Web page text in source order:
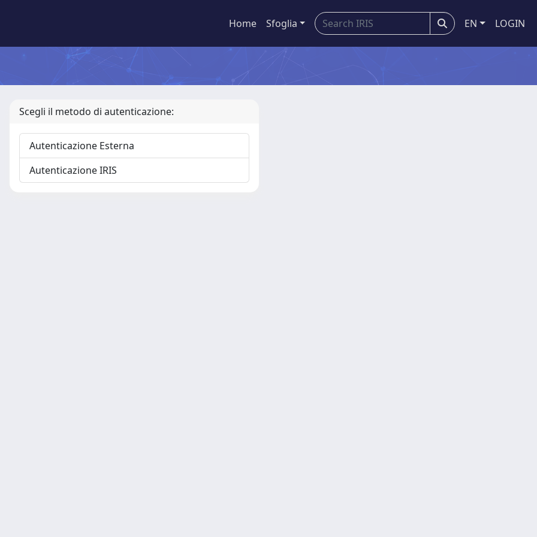
Home Sfoglia EN LOGIN
Scegli il metodo di autenticazione:
Autenticazione Esterna
Autenticazione IRIS